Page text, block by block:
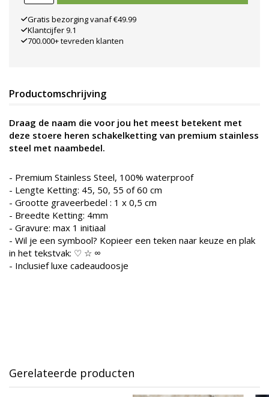
Gratis bezorging vanaf €49.99
Klantcijfer 9.1
700.000+ tevreden klanten
Productomschrijving
Draag de naam die voor jou het meest betekent met
deze stoere heren schakelketting van premium stainless
steel met naambedel.
- Premium Stainless Steel, 100% waterproof
- Lengte Ketting: 45, 50, 55 of 60 cm
- Grootte graveerbedel : 1 x 0,5 cm
- Breedte Ketting: 4mm
- Gravure: max 1 initiaal
- Wil je een symbool? Kopieer een teken naar keuze en plak
in het tekstvak: ♡ ☆ ∞
- Inclusief luxe cadeaudoosje
Gerelateerde producten